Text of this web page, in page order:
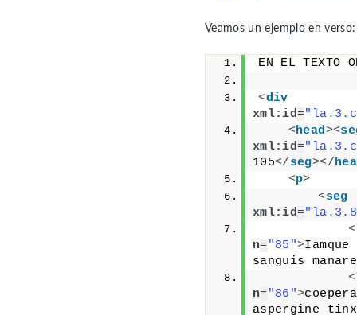
Veamos un ejemplo en verso:
EN EL TEXTO
<div
xml:id=
<head><
xml:id=
105</seg></
<p>
<seg
xml:id=
<
n="85">
sanguis
<
n="86">
aspergine